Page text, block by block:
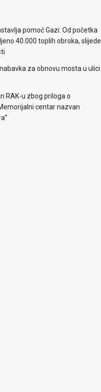
pomoć Gazi: Od početka
40.000 toplih obroka, slijede
za obnovu mosta u ulici
RAK-u zbog priloga o
centar nazvan